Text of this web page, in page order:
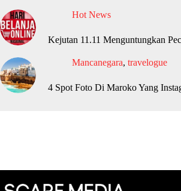
Hot News
Kejutan 11.11 Menguntungkan
Mancanegara, travelogue
4 Spot Foto Di Maroko Yang